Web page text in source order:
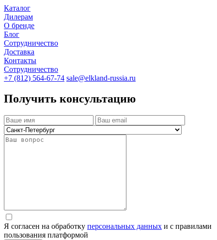
Каталог
Дилерам
О бренде
Блог
Сотрудничество
Доставка
Контакты
Сотрудничество
+7 (812) 564-67-74 sale@elkland-russia.ru
Получить консультацию
Я согласен на обработку персональных данных и с правилами
пользования платформой